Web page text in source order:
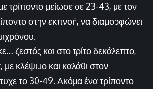
τρίποντο μείωσε σε 23-43, με τον
στην εκπνοή, να διαμορφώνει
ζεστός και στο τρίτο δεκάλεπτο,
κλέψιμο και καλάθι στον
το 30-49. Ακόμα ένα τρίποντο